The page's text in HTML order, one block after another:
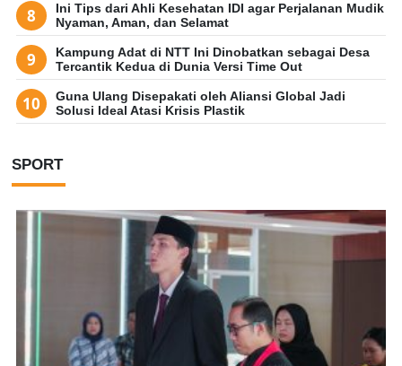
Ini Tips dari Ahli Kesehatan IDI agar Perjalanan Mudik
Nyaman, Aman, dan Selamat
Kampung Adat di NTT Ini Dinobatkan sebagai Desa
Tercantik Kedua di Dunia Versi Time Out
Guna Ulang Disepakati oleh Aliansi Global Jadi
Solusi Ideal Atasi Krisis Plastik
SPORT